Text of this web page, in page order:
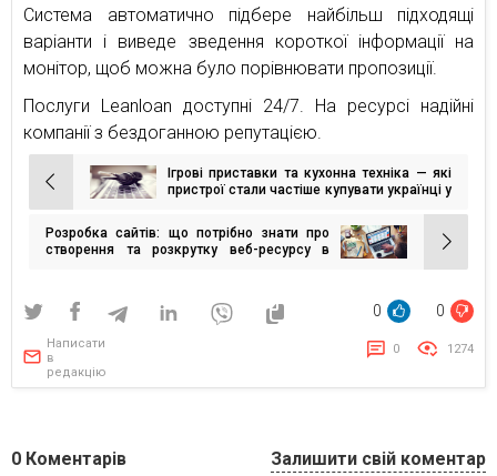
Система автоматично підбере найбільш підходящі
варіанти і виведе зведення короткої інформації на
монітор, щоб можна було порівнювати пропозиції.
Послуги Leanloan доступні 24/7. На ресурсі надійні
компанії з бездоганною репутацією.
Навігація
записів
Ігрові приставки та кухонна техніка — які
пристрої стали частіше купувати українці у
Розробка сайтів: що потрібно знати про
створення та розкрутку веб-ресурсу в
0 0
Написати
в
редакцію
0 1274
0 Коментарів Залишити свій коментар